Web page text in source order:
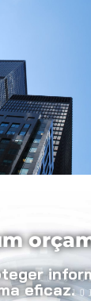
eficaz.